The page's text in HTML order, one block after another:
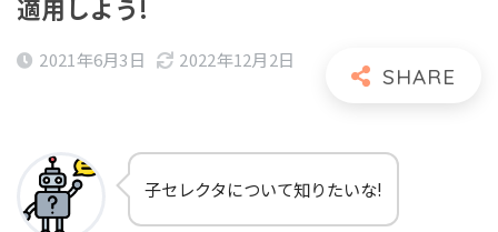
適用しよう!
2021年6月3日 2022年12月2日
子セレクタについて知りたいな!